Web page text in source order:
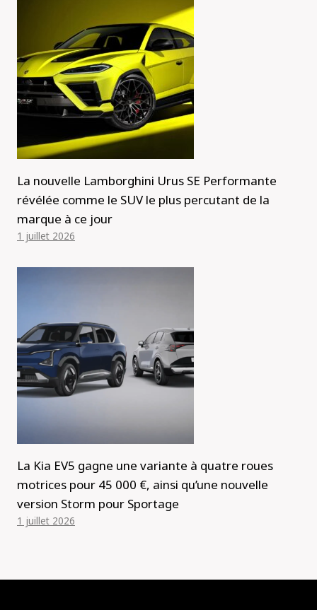
La nouvelle Lamborghini Urus SE Performante
révélée comme le SUV le plus percutant de la
marque à ce jour
1 juillet 2026
La Kia EV5 gagne une variante à quatre roues
motrices pour 45 000 €, ainsi qu’une nouvelle
version Storm pour Sportage
1 juillet 2026